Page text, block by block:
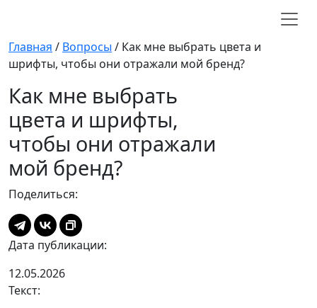
Главная / Вопросы / Как мне выбрать цвета и
шрифты, чтобы они отражали мой бренд?
Как мне выбрать
цвета и шрифты,
чтобы они отражали
мой бренд?
Поделиться:
Дата публикации:
12.05.2026
Текст: